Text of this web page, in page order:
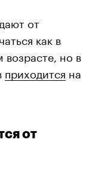
от
как в
возрасте, но в
приходится на
от